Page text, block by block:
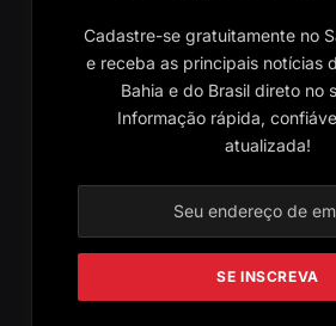
Cadastre-se gratuitamente no
e receba as principais notícias
Bahia e do Brasil direto no
Informação rápida,
atualizada!